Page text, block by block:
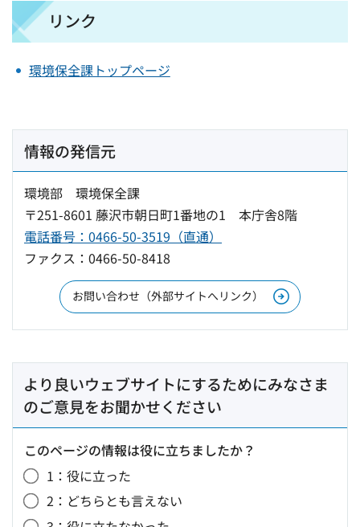
リンク
環境保全課トップページ
情報の発信元
環境部 環境保全課
〒251-8601 藤沢市朝日町1番地の1 本庁舎8階
電話番号：0466-50-3519（直通）
ファクス：0466-50-8418
お問い合わせ（外部サイトへリンク）
より良いウェブサイトにするためにみなさま
のご意見をお聞かせください
このページの情報は役に立ちましたか？
1：役に立った
2：どちらとも言えない